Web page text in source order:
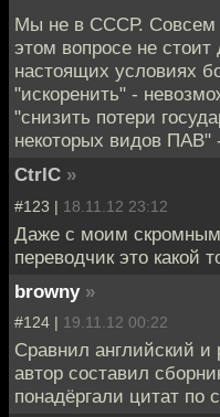
Мы не в СССР. Совсем
этом вопросе не
настоящих условиях
"искоренить" -
"снизить потери
некоторых видов ПАВ"
CtrlC »
#123 | 18.11.12 23:12
Даже с моим скромным
переводчик это какой
browny »
#124 | 19.11.12 00:22
Сравнил английский
автор составил
понадёргали цитат по